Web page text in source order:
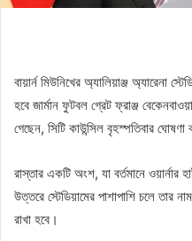
বায়ার্ন মিউনিখের অ্যালিয়াঞ্জ অ্যারেনা
হবে জার্মান ফুটবল গ্রেট ফ্রাঞ্জ
গেছেন, সিটি কাউন্সিল বৃহস্পতিবার ঘোষণা
রাস্তার একটি অংশ, যা বর্তমানে ওয়ার্নার
উত্তরে স্টেডিয়ামের পাশাপাশি চলে তার
রাখা হবে।